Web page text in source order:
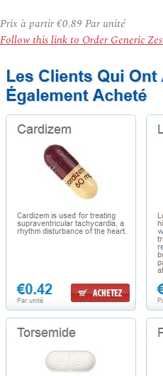
Prix à partir€0.89 Par unité
Follow this link to Order Generic